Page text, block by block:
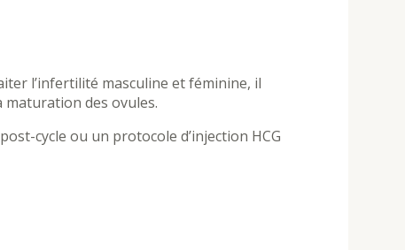
l’infertilité masculine et féminine, il
des ovules.
cycle ou un protocole d’injection HCG